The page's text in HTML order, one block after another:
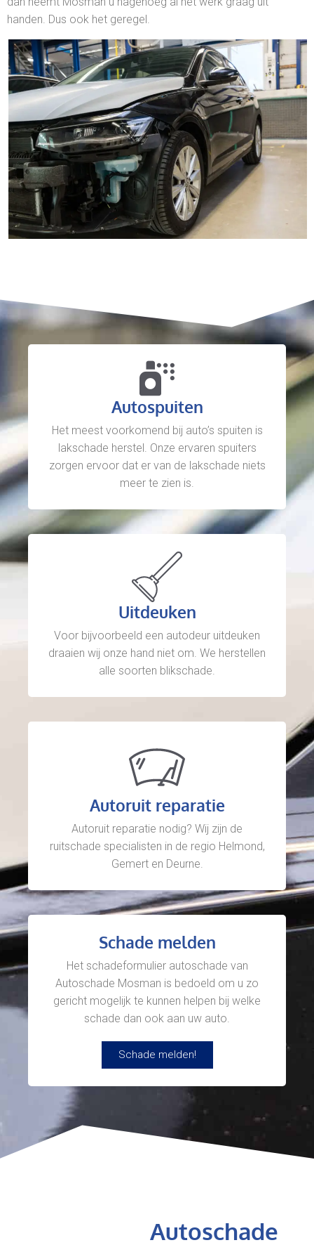
handen. Dus ook het geregel.
Autospuiten
Het meest voorkomend bij auto’s spuiten is
lakschade herstel. Onze ervaren spuiters
zorgen ervoor dat er van de lakschade niets
meer te zien is.
Uitdeuken
Voor bijvoorbeeld een autodeur uitdeuken
draaien wij onze hand niet om. We herstellen
alle soorten blikschade.
Autoruit reparatie
Autoruit reparatie nodig? Wij zijn de
ruitschade specialisten in de regio Helmond,
Gemert en Deurne.
Schade melden
Het schadeformulier autoschade van
Autoschade Mosman is bedoeld om u zo
gericht mogelijk te kunnen helpen bij welke
schade dan ook aan uw auto.
Schade melden!
Autoschade